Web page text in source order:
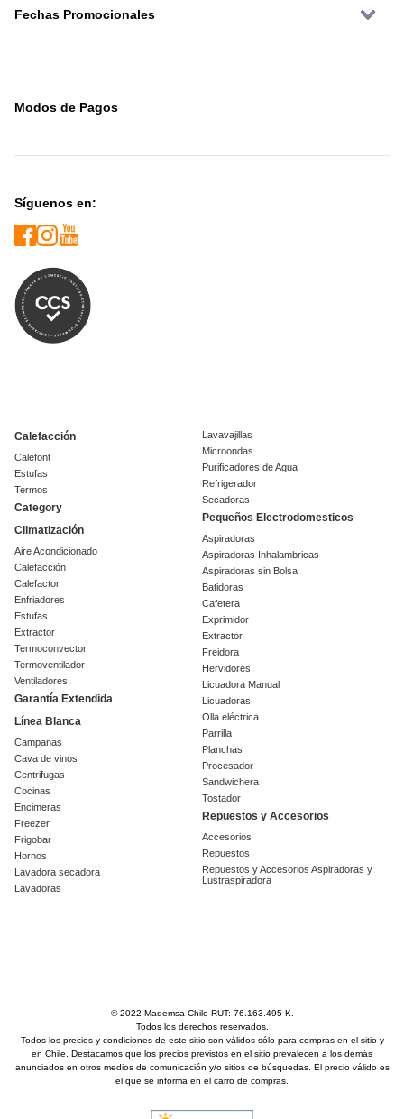
Fechas Promocionales
Modos de Pagos
Síguenos en:
Calefacción
Calefont
Estufas
Termos
Category
Climatización
Aire Acondicionado
Calefacción
Calefactor
Enfriadores
Estufas
Extractor
Termoconvector
Termoventilador
Ventiladores
Garantía Extendida
Línea Blanca
Campanas
Cava de vinos
Centrifugas
Cocinas
Encimeras
Freezer
Frigobar
Hornos
Lavadora secadora
Lavadoras
Lavavajillas
Microondas
Purificadores de Agua
Refrigerador
Secadoras
Pequeños Electrodomesticos
Aspiradoras
Aspiradoras Inhalambricas
Aspiradoras sin Bolsa
Batidoras
Cafetera
Exprimidor
Extractor
Freidora
Hervidores
Licuadora Manual
Licuadoras
Olla eléctrica
Parrilla
Planchas
Procesador
Sandwichera
Tostador
Repuestos y Accesorios
Accesorios
Repuestos
Repuestos y Accesorios Aspiradoras y
Lustraspiradora
© 2022 Mademsa Chile RUT: 76.163.495-K.
Todos los derechos reservados.
Todos los precios y condiciones de este sitio son válidos sólo para compras en el sitio y
en Chile. Destacamos que los precios previstos en el sitio prevalecen a los demás
anunciados en otros medios de comunicación y/o sitios de búsquedas. El precio válido es
el que se informa en el carro de compras.